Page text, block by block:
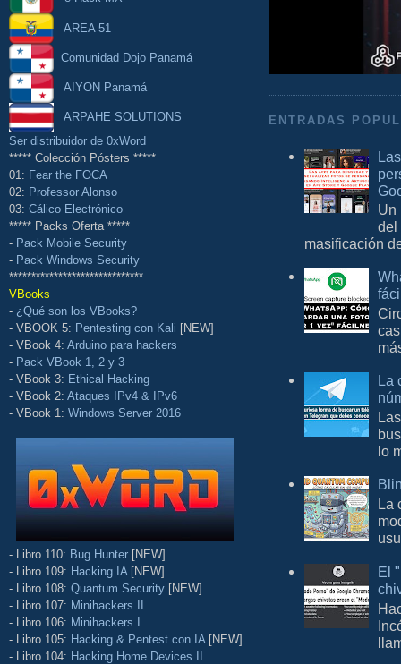
AREA 51
Comunidad Dojo Panamá
AIYON Panamá
ARPAHE SOLUTIONS
Ser distribuidor de 0xWord
***** Colección Pósters *****
01: Fear the FOCA
02: Professor Alonso
03: Cálico Electrónico
***** Packs Oferta *****
- Pack Mobile Security
- Pack Windows Security
******************************
VBooks
- ¿Qué son los VBooks?
- VBOOK 5: Pentesting con Kali [NEW]
- VBook 4: Arduino para hackers
- Pack VBook 1, 2 y 3
- VBook 3: Ethical Hacking
- VBook 2: Ataques IPv4 & IPv6
- VBook 1: Windows Server 2016
- Libro 110: Bug Hunter [NEW]
- Libro 109: Hacking IA [NEW]
- Libro 108: Quantum Security [NEW]
- Libro 107: Minihackers II
- Libro 106: Minihackers I
- Libro 105: Hacking & Pentest con IA [NEW]
- Libro 104: Hacking Home Devices II
ENTRADAS
Un
del
masificación
La
lo
La
El